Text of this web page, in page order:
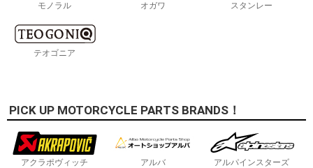
モノラル オガワ スタンレー
テオゴニア
PICK UP MOTORCYCLE PARTS BRANDS！
アクラポヴィッチ アルバ アルパインスターズ